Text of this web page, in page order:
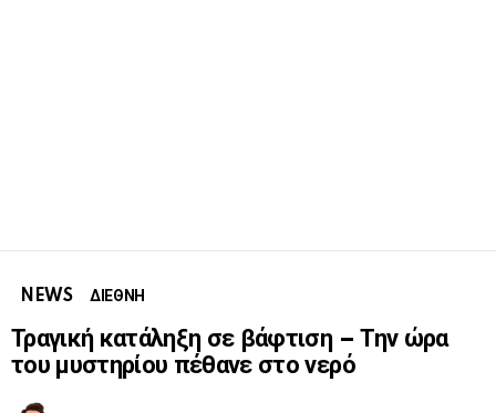
NEWS ΔΙΕΘΝΗ
Τραγική κατάληξη σε βάφτιση – Την ώρα
του μυστηρίου πέθανε στο νερό